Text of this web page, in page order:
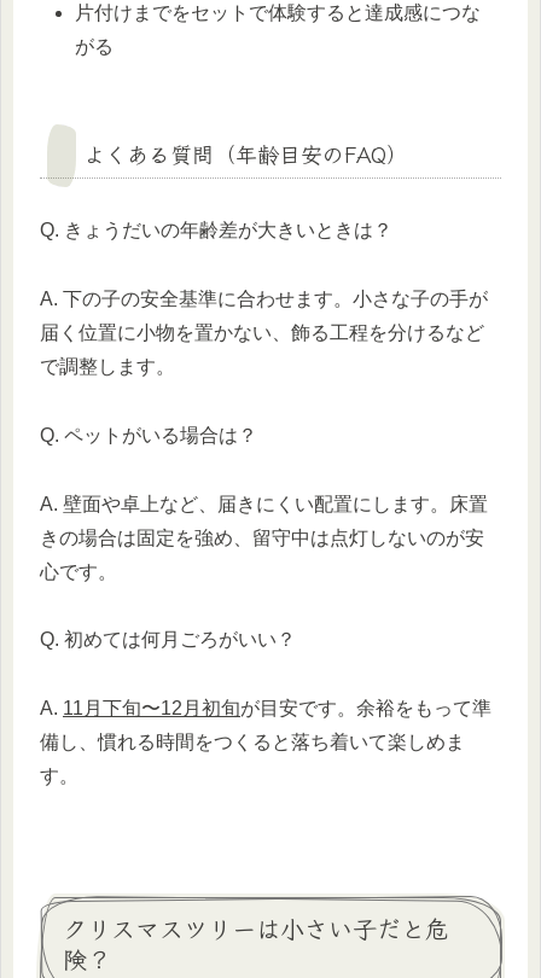
片付けまでをセットで体験すると達成感につな
がる
よくある質問（年齢目安のFAQ）
Q. きょうだいの年齢差が大きいときは？
A. 下の子の安全基準に合わせます。小さな子の手が
届く位置に小物を置かない、飾る工程を分けるなど
で調整します。
Q. ペットがいる場合は？
A. 壁面や卓上など、届きにくい配置にします。床置
きの場合は固定を強め、留守中は点灯しないのが安
心です。
Q. 初めては何月ごろがいい？
A. 11月下旬〜12月初旬が目安です。余裕をもって準
備し、慣れる時間をつくると落ち着いて楽しめま
す。
クリスマスツリーは小さい子だと危
険？